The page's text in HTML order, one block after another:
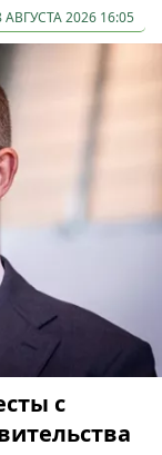
АВГУСТА 2026 16:05
с